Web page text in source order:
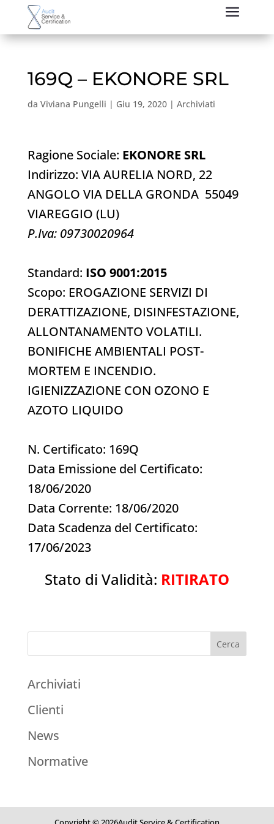
169Q – EKONORE SRL
da Viviana Pungelli | Giu 19, 2020| Archiviati
Ragione Sociale: EKONORE SRL
Indirizzo: VIA AURELIA NORD, 22
ANGOLO VIA DELLA GRONDA 55049
VIAREGGIO (LU)
P.Iva: 09730020964
Standard: ISO 9001:2015
Scopo: EROGAZIONE SERVIZI DI
DERATTIZAZIONE, DISINFESTAZIONE,
ALLONTANAMENTO VOLATILI.
BONIFICHE AMBIENTALI POST-
MORTEM E INCENDIO.
IGIENIZZAZIONE CON OZONO E
AZOTO LIQUIDO
N. Certificato: 169Q
Data Emissione del Certificato:
18/06/2020
Data Corrente: 18/06/2020
Data Scadenza del Certificato:
17/06/2023
Stato di Validità: RITIRATO
Archiviati
Clienti
News
Normative